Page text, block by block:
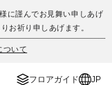
に謹んでお見舞い申しあげ
お祈り申しあげます。
ついて
フロアガイド JP